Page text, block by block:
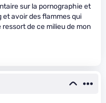
sur la pornographie et
et avoir des flammes qui
de ce milieu de mon